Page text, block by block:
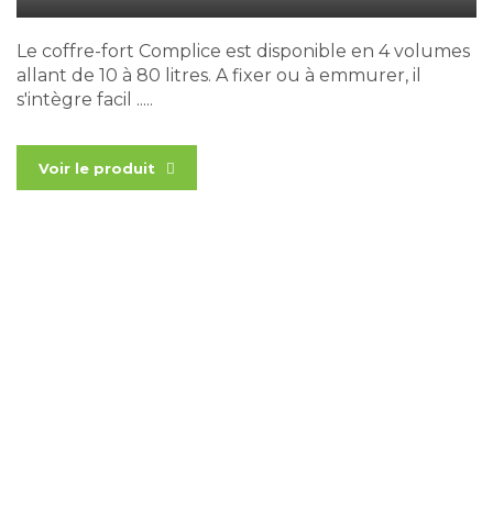
Le coffre-fort Complice est disponible en 4 volumes
allant de 10 à 80 litres. A fixer ou à emmurer, il
s'intègre facil .....
Voir le produit